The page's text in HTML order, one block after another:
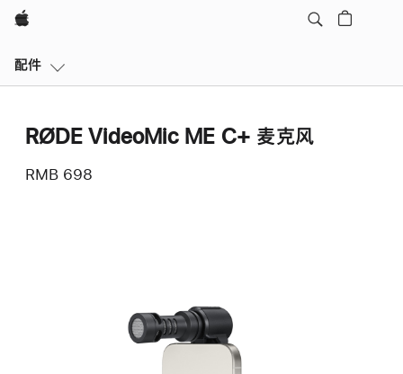
Apple
配件
RØDE VideoMic ME C+ 麦克风
RMB 698